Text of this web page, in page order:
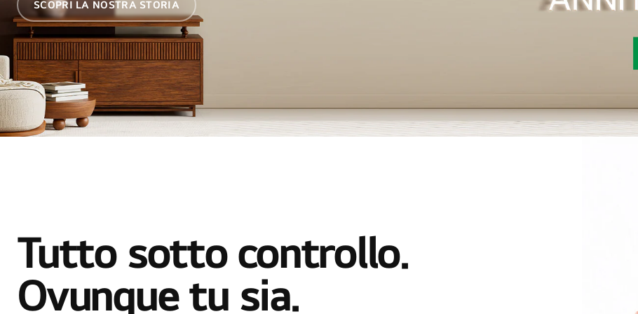
SCOPRI LA NOSTRA STORIA
Tutto sotto controllo.
Ovunque tu sia.